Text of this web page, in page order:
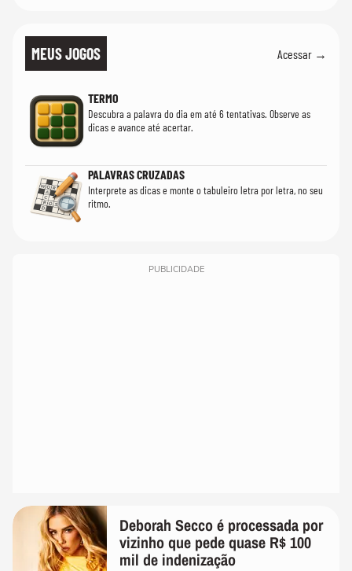
MEUS JOGOS Acessar →
TERMO
Descubra a palavra do dia em até 6 tentativas. Observe as
dicas e avance até acertar.
PALAVRAS CRUZADAS
Interprete as dicas e monte o tabuleiro letra por letra, no seu
ritmo.
PUBLICIDADE
Deborah Secco é processada por
vizinho que pede quase R$ 100
mil de indenização